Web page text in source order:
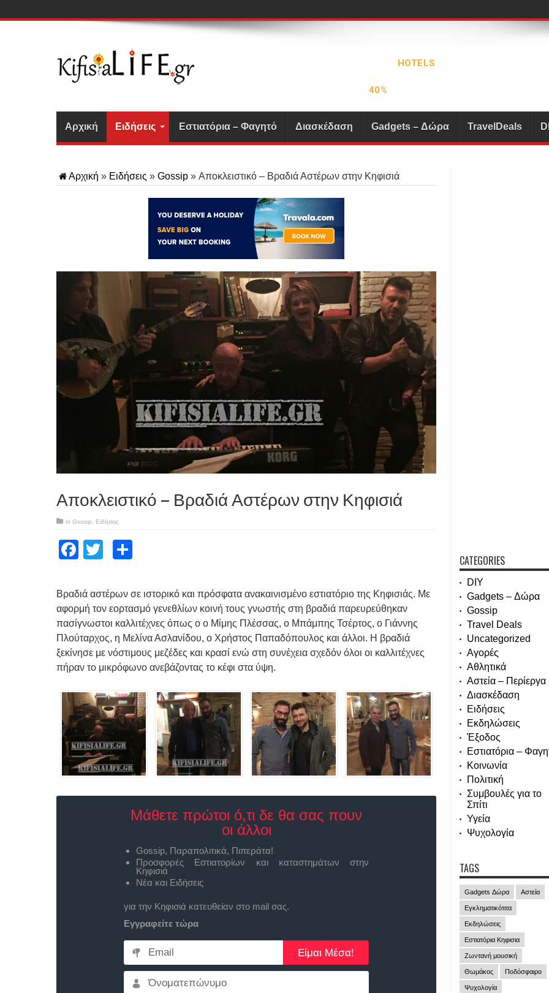
Αρχική Ειδήσεις Εστιατόρια – Φαγητό Διασκέδαση Gadgets – Δώρα TravelDeals
Αρχική » Ειδήσεις » Gossip » Αποκλειστικό – Βραδιά Αστέρων στην Κηφισιά
Αποκλειστικό – Βραδιά Αστέρων στην Κηφισιά
in Gossip Ειδήσεις
Facebook
Twitter
Βραδιά αστέρων σε ιστορικό και πρόσφατα ανακαινισμένο εστιατόριο της Κηφισιάς. Με
αφορμή τον εορτασμό γενεθλίων κοινή τους γνωστής στη βραδιά παρευρεύθηκαν
πασίγνωστοι καλλιτέχνες όπως ο ο Μίμης Πλέσσας, ο Μπάμπης Τσέρτος, ο Γιάννης
Πλούταρχος, η Μελίνα Ασλανίδου, ο Χρήστος Παπαδόπουλος και άλλοι. Η βραδιά
ξεκίνησε με νόστιμους μεζέδες και κρασί ενώ στη συνέχεια σχεδόν όλοι οι καλλιτέχνες
πήραν το μικρόφωνο ανεβάζοντας το κέφι στα ύψη.
Μάθετε πρώτοι ό,τι δε θα σας πουν
οι άλλοι
Gossip, Παραπολιτικά, Πιπεράτα!
Προσφορές Εστιατορίων και καταστημάτων στην
Κηφισιά
Νέα και Ειδήσεις
για την Κηφισιά κατευθείαν στο mail σας.
Εγγραφείτε τώρα
Email
Όνοματεπώνυμο
CATEGORIES
DIY
Gadgets – Δώρα
Gossip
Travel Deals
Uncategorized
Αγορές
Αθλητικά
Αστεία – Περίεργα
Διασκέδαση
Ειδήσεις
Εκδηλώσεις
Έξοδος
Εστιατόρια –
Κοινωνία
Πολιτική
Συμβουλές για το
Σπίτι
Υγεία
Ψυχολογία
TAGS
Gadgets Δώρα Αστεία
Εγκληματικότιτα
Εκδηλώσεις
Εστιατόρια Κηφισια
Ζωντανή μουσική
Θωμάκος Ποδόσφαιρο
Ψυχολογία